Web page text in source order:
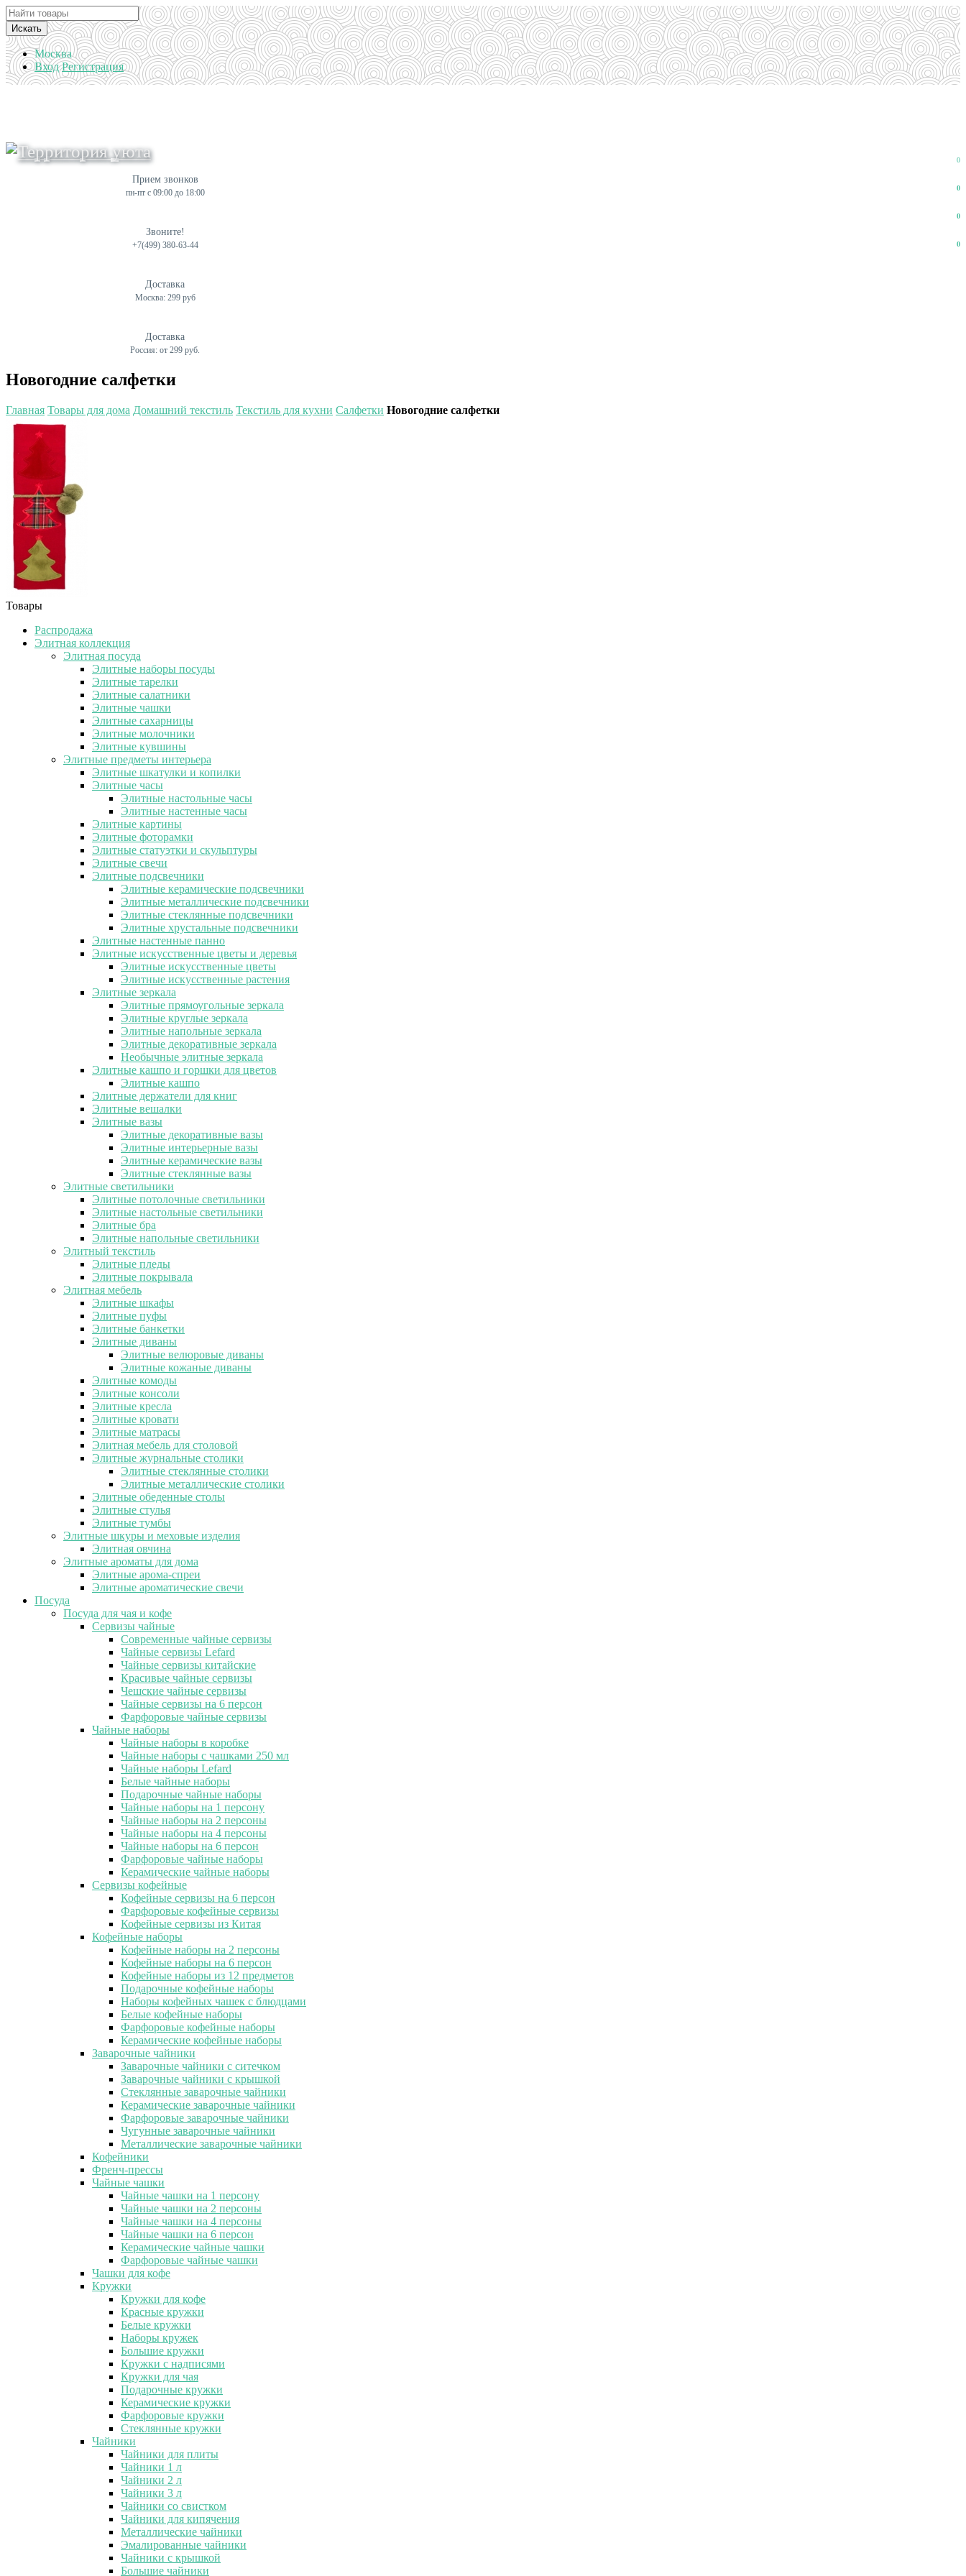
Искать
Москва
Вход Регистрация
0
0
0
0
Прием звонков
пн-пт с 09:00 до 18:00
Звоните!
+7(499) 380-63-44
Доставка
Москва: 299 руб
Доставка
Россия: от 299 руб.
Новогодние салфетки
Главная Товары для дома Домашний текстиль Текстиль для кухни Салфетки Новогодние салфетки
Товары
Распродажа
Элитная коллекция
Элитная посуда
Элитные наборы посуды
Элитные тарелки
Элитные салатники
Элитные чашки
Элитные сахарницы
Элитные молочники
Элитные кувшины
Элитные предметы интерьера
Элитные шкатулки и копилки
Элитные часы
Элитные настольные часы
Элитные настенные часы
Элитные картины
Элитные фоторамки
Элитные статуэтки и скульптуры
Элитные свечи
Элитные подсвечники
Элитные керамические подсвечники
Элитные металлические подсвечники
Элитные стеклянные подсвечники
Элитные хрустальные подсвечники
Элитные настенные панно
Элитные искусственные цветы и деревья
Элитные искусственные цветы
Элитные искусственные растения
Элитные зеркала
Элитные прямоугольные зеркала
Элитные круглые зеркала
Элитные напольные зеркала
Элитные декоративные зеркала
Необычные элитные зеркала
Элитные кашпо и горшки для цветов
Элитные кашпо
Элитные держатели для книг
Элитные вешалки
Элитные вазы
Элитные декоративные вазы
Элитные интерьерные вазы
Элитные керамические вазы
Элитные стеклянные вазы
Элитные светильники
Элитные потолочные светильники
Элитные настольные светильники
Элитные бра
Элитные напольные светильники
Элитный текстиль
Элитные пледы
Элитные покрывала
Элитная мебель
Элитные шкафы
Элитные пуфы
Элитные банкетки
Элитные диваны
Элитные велюровые диваны
Элитные кожаные диваны
Элитные комоды
Элитные консоли
Элитные кресла
Элитные кровати
Элитные матрасы
Элитная мебель для столовой
Элитные журнальные столики
Элитные стеклянные столики
Элитные металлические столики
Элитные обеденные столы
Элитные стулья
Элитные тумбы
Элитные шкуры и меховые изделия
Элитная овчина
Элитные ароматы для дома
Элитные арома-спреи
Элитные ароматические свечи
Посуда
Посуда для чая и кофе
Сервизы чайные
Современные чайные сервизы
Чайные сервизы Lefard
Чайные сервизы китайские
Красивые чайные сервизы
Чешские чайные сервизы
Чайные сервизы на 6 персон
Фарфоровые чайные сервизы
Чайные наборы
Чайные наборы в коробке
Чайные наборы с чашками 250 мл
Чайные наборы Lefard
Белые чайные наборы
Подарочные чайные наборы
Чайные наборы на 1 персону
Чайные наборы на 2 персоны
Чайные наборы на 4 персоны
Чайные наборы на 6 персон
Фарфоровые чайные наборы
Керамические чайные наборы
Сервизы кофейные
Кофейные сервизы на 6 персон
Фарфоровые кофейные сервизы
Кофейные сервизы из Китая
Кофейные наборы
Кофейные наборы на 2 персоны
Кофейные наборы на 6 персон
Кофейные наборы из 12 предметов
Подарочные кофейные наборы
Наборы кофейных чашек с блюдцами
Белые кофейные наборы
Фарфоровые кофейные наборы
Керамические кофейные наборы
Заварочные чайники
Заварочные чайники с ситечком
Заварочные чайники с крышкой
Стеклянные заварочные чайники
Керамические заварочные чайники
Фарфоровые заварочные чайники
Чугунные заварочные чайники
Металлические заварочные чайники
Кофейники
Френч-прессы
Чайные чашки
Чайные чашки на 1 персону
Чайные чашки на 2 персоны
Чайные чашки на 4 персоны
Чайные чашки на 6 персон
Керамические чайные чашки
Фарфоровые чайные чашки
Чашки для кофе
Кружки
Кружки для кофе
Красные кружки
Белые кружки
Наборы кружек
Большие кружки
Кружки с надписями
Кружки для чая
Подарочные кружки
Керамические кружки
Фарфоровые кружки
Стеклянные кружки
Чайники
Чайники для плиты
Чайники 1 л
Чайники 2 л
Чайники 3 л
Чайники со свистком
Чайники для кипячения
Металлические чайники
Эмалированные чайники
Чайники с крышкой
Большие чайники